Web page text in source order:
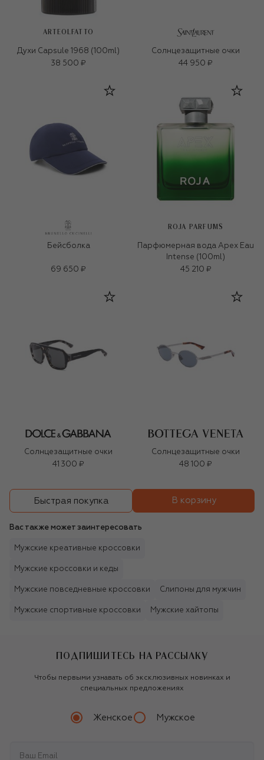
ARTEOLFATTO
Духи Capsule 1968 (100ml)
38 500 ₽
Солнцезащитные очки
44 950 ₽
Бейсболка
69 650 ₽
ROJA PARFUMS
Парфюмерная вода Apex Eau
Intense (100ml)
45 210 ₽
Солнцезащитные очки
41 300 ₽
Солнцезащитные очки
48 100 ₽
Быстрая покупка В корзину
Вас также может заинтересовать
Мужские креативные кроссовки
Мужские кроссовки и кеды
Мужские повседневные кроссовки Слипоны для мужчин
Мужские спортивные кроссовки Мужские хайтопы
ПОДПИШИТЕСЬ НА РАССЫЛКУ
Чтобы первыми узнавать об эксклюзивных новинках и
специальных предложениях
Женское Мужское